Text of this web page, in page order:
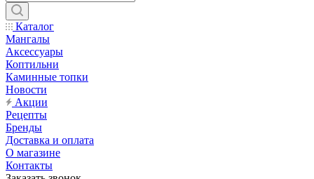
Каталог
Мангалы
Аксессуары
Коптильни
Каминные топки
Новости
Акции
Рецепты
Бренды
Доставка и оплата
О магазине
Контакты